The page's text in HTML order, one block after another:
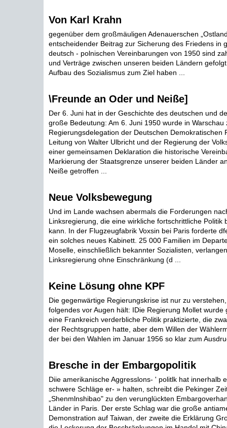
Von Karl Krahn
gegenüber dem großmäuligen Adenauerschen
entscheidender Beitrag zur Sicherung des Friedens in
deutsch - polnischen Vereinbarungen von 1950 sind
und Verträge zwischen unseren beiden Ländern
Aufbau des Sozialismus zum Ziel haben ...
\Freunde an Oder und Neiße]
Der 6. Juni hat in der Geschichte des deutschen und
große Bedeutung: Am 6. Juni 1950 wurde in Warschau
Regierungsdelegation der Deutschen Demokratischen
Leitung von Walter Ulbricht und der Regierung der
einer gemeinsamen Deklaration die historische
Markierung der Staatsgrenze unserer beiden Länder
Neiße getroffen ...
Neue Volksbewegung
Und im Lande wachsen abermals die Forderungen
Linksregierung, die eine wirkliche fortschrittliche Politik
kann. In der Flugzeugfabrik Voxsin bei Paris forderte
ein solches neues Kabinett. 25 000 Familien im
Moselle, einschließlich bekannter Sozialisten,
Linksregierung ohne Einschränkung (d ...
Keine Lösung ohne KPF
Die gegenwärtige Regierungskrise ist nur zu
folgendes vor Augen hält: IDie Regierung Mollet wurde
eine Frankreich verderbliche Politik praktizierte, die
der Rechtsgruppen hatte, aber dem Willen der
der bei den Wahlen im Januar 1956 so klar zum
Bresche in der Embargopolitik
Diie amerikanische Aggresslons- ' politlk hat innerhalb
schwere Schläge er- » halten, schreibt die Pekinger
„Shenmlnshibao" zu den verunglückten
Länder in Paris. Der erste Schlag war die große
Demonstration auf Taiwan, der zweite die Erklärung